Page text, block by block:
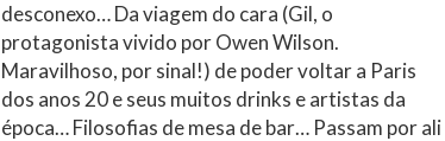
desconexo… Da viagem do cara (Gil, o
protagonista vivido por Owen Wilson.
Maravilhoso, por sinal!) de poder voltar a Paris
dos anos 20 e seus muitos drinks e artistas da
época… Filosofias de mesa de bar… Passam por ali